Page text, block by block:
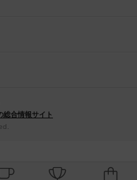
総合情報サイト